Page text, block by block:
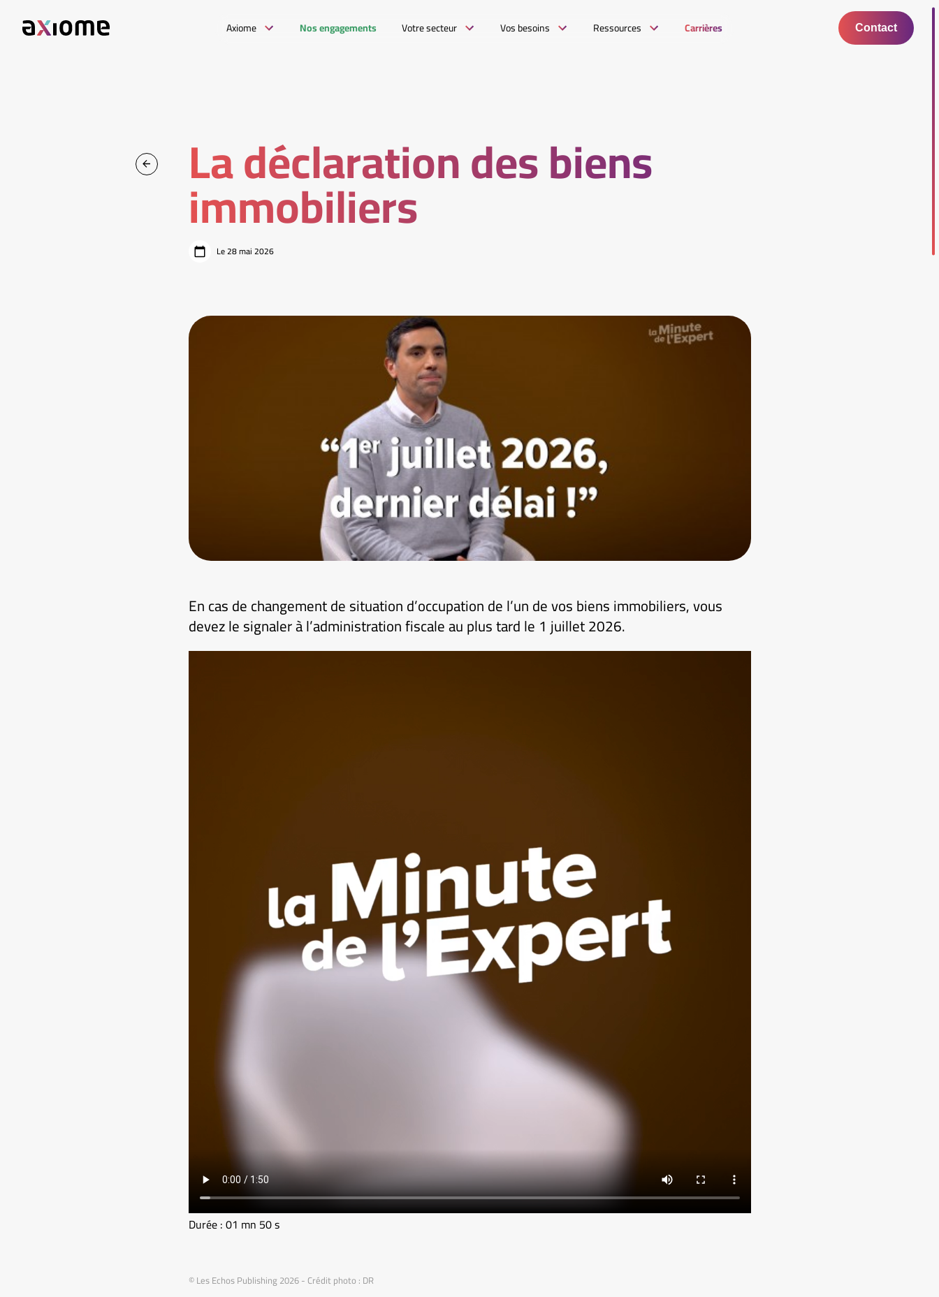
Axiome Nos engagements Votre secteur Vos besoins Ressources Carrières Contact
La déclaration des biens
immobiliers
Le 28 mai 2026
En cas de changement de situation d’occupation de l’un de vos biens immobiliers, vous
devez le signaler à l’administration fiscale au plus tard le 1 juillet 2026.
Durée : 01 mn 50 s
© Les Echos Publishing 2026 - Crédit photo : DR